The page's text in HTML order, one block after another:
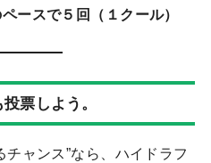
ースで５回（１クール）
票しよう。
ャンス”なら、ハイドラフ